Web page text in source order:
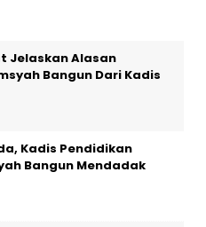
Jelaskan Alasan
Bangun Dari Kadis
Kadis Pendidikan
Bangun Mendadak